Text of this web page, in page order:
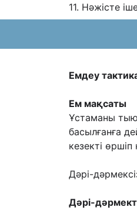
11. Нəжісте
Емдеу
Ем мақсаты
Ұстаманы тыю
басылғанға
кезекті
Дəрі-
Дəрі-